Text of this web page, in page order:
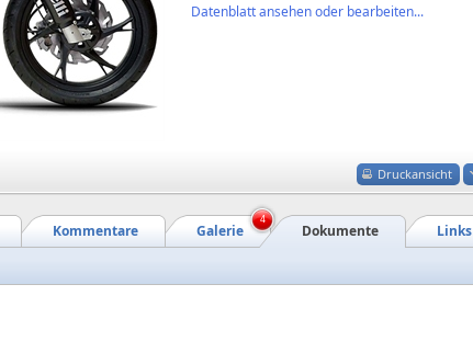
Datenblatt ansehen oder bearbeiten...
Druckansicht
Links
Dokumente
Galerie
Kommentare
4